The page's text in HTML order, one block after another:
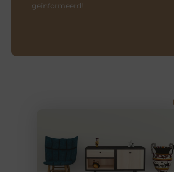
geïnformeerd!